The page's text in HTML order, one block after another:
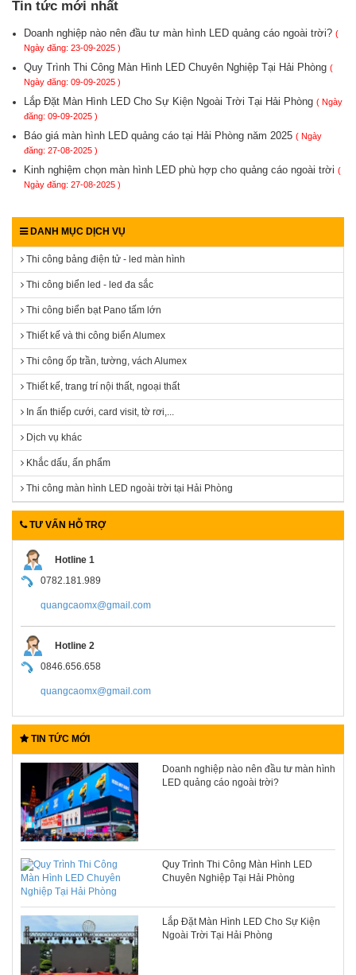
Tin tức mới nhất
Doanh nghiệp nào nên đầu tư màn hình LED quảng cáo ngoài trời? (
Ngày đăng: 23-09-2025 )
Quy Trình Thi Công Màn Hình LED Chuyên Nghiệp Tại Hải Phòng (
Ngày đăng: 09-09-2025 )
Lắp Đặt Màn Hình LED Cho Sự Kiện Ngoài Trời Tại Hải Phòng ( Ngày
đăng: 09-09-2025 )
Báo giá màn hình LED quảng cáo tại Hải Phòng năm 2025 ( Ngày
đăng: 27-08-2025 )
Kinh nghiệm chọn màn hình LED phù hợp cho quảng cáo ngoài trời (
Ngày đăng: 27-08-2025 )
DANH MỤC DỊCH VỤ
Thi công bảng điện tử - led màn hình
Thi công biển led - led đa sắc
Thi công biển bạt Pano tấm lớn
Thiết kế và thi công biển Alumex
Thi công ốp trần, tường, vách Alumex
Thiết kế, trang trí nội thất, ngoại thất
In ấn thiếp cưới, card visit, tờ rơi,...
Dịch vụ khác
Khắc dấu, ấn phẩm
Thi công màn hình LED ngoài trời tại Hải Phòng
TƯ VẤN HỖ TRỢ
Hotline 1
0782.181.989
quangcaomx@gmail.com
Hotline 2
0846.656.658
quangcaomx@gmail.com
TIN TỨC MỚI
Doanh nghiệp nào nên đầu tư màn hình
LED quảng cáo ngoài trời?
Quy Trình Thi Công Màn Hình LED
Chuyên Nghiệp Tại Hải Phòng
Lắp Đặt Màn Hình LED Cho Sự Kiện
Ngoài Trời Tại Hải Phòng